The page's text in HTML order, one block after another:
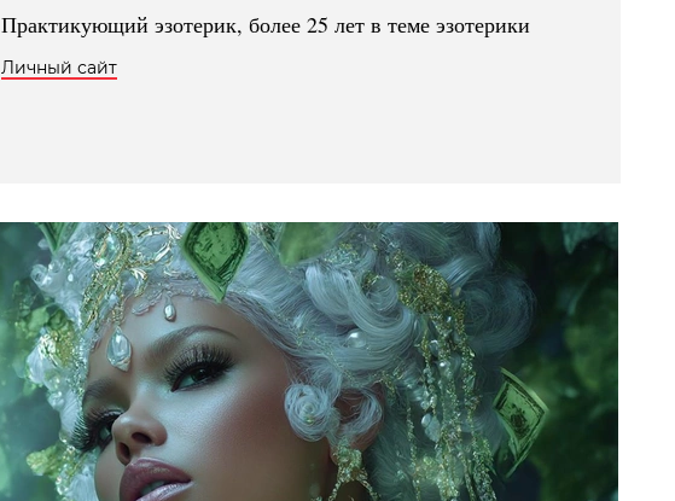
Практикующий эзотерик, более 25 лет в теме эзотерики
Личный сайт